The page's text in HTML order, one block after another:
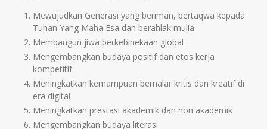
Mewujudkan Generasi yang beriman, bertaqwa kepada
Tuhan Yang Maha Esa dan berahlak mulia
Membangun jiwa berkebinekaan global
Mengembangkan budaya positif dan etos kerja
kompetitif
Meningkatkan kemampuan bernalar kritis dan kreatif di
era digital
Meningkatkan prestasi akademik dan non akademik
Mengembangkan budaya literasi